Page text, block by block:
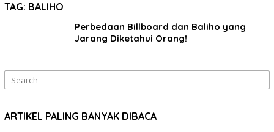
TAG: BALIHO
Perbedaan Billboard dan Baliho yang
Jarang Diketahui Orang!
Search
for:
ARTIKEL PALING BANYAK DIBACA